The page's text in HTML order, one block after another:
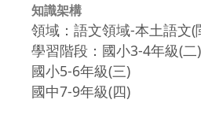
知識架構
領域：語文領域-本土語文(
學習階段：國小3-4年級(二)
國小5-6年級(三)
國中7-9年級(四)